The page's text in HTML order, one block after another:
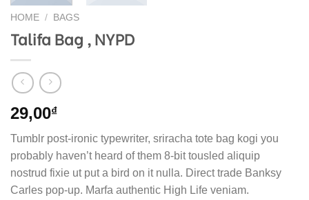
HOME / BAGS
Talifa Bag , NYPD
29,00₫
Tumblr post-ironic typewriter, sriracha tote bag kogi you
probably haven’t heard of them 8-bit tousled aliquip
nostrud fixie ut put a bird on it nulla. Direct trade Banksy
Carles pop-up. Marfa authentic High Life veniam.